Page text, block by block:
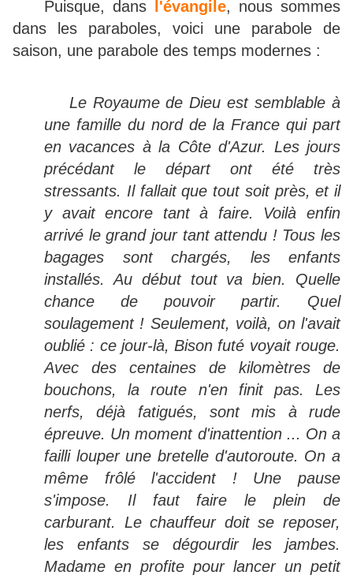
Puisque, dans l'évangile, nous sommes
dans les paraboles, voici une parabole de
saison, une parabole des temps modernes :
Le Royaume de Dieu est semblable à
une famille du nord de la France qui part
en vacances à la Côte d'Azur. Les jours
précédant le départ ont été très
stressants. Il fallait que tout soit près, et il
y avait encore tant à faire. Voilà enfin
arrivé le grand jour tant attendu ! Tous les
bagages sont chargés, les enfants
installés. Au début tout va bien. Quelle
chance de pouvoir partir. Quel
soulagement ! Seulement, voilà, on l'avait
oublié : ce jour-là, Bison futé voyait rouge.
Avec des centaines de kilomètres de
bouchons, la route n'en finit pas. Les
nerfs, déjà fatigués, sont mis à rude
épreuve. Un moment d'inattention ... On a
failli louper une bretelle d'autoroute. On a
même frôlé l'accident ! Une pause
s'impose. Il faut faire le plein de
carburant. Le chauffeur doit se reposer,
les enfants se dégourdir les jambes.
Madame en profite pour lancer un petit